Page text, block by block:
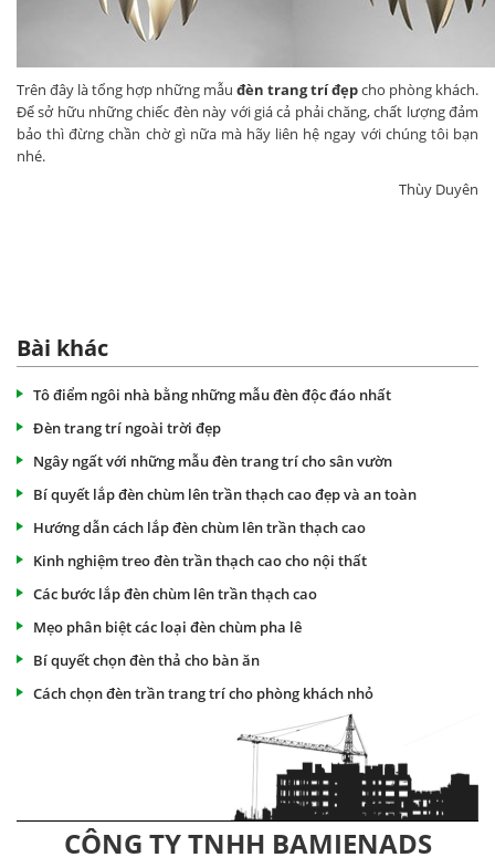
Trên đây là tổng hợp những mẫu đèn trang trí đẹpcho phòng khách.
Để sở hữu những chiếc đèn này với giá cả phải chăng, chất lượng đảm
bảo thì đừng chần chờ gì nữa mà hãy liên hệ ngay với chúng tôi bạn
nhé.
Thùy Duyên
Bài khác
Tô điểm ngôi nhà bằng những mẫu đèn độc đáo nhất
Đèn trang trí ngoài trời đẹp
Ngây ngất với những mẫu đèn trang trí cho sân vườn
Bí quyết lắp đèn chùm lên trần thạch cao đẹp và an toàn
Hướng dẫn cách lắp đèn chùm lên trần thạch cao
Kinh nghiệm treo đèn trần thạch cao cho nội thất
Các bước lắp đèn chùm lên trần thạch cao
Mẹo phân biệt các loại đèn chùm pha lê
Bí quyết chọn đèn thả cho bàn ăn
Cách chọn đèn trần trang trí cho phòng khách nhỏ
CÔNG TY TNHH BAMIENADS